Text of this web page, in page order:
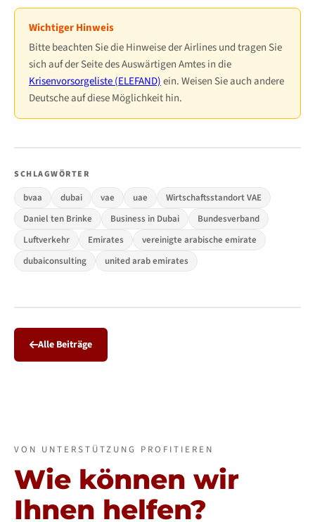
Wichtiger Hinweis
Bitte beachten Sie die Hinweise der Airlines und tragen Sie
sich auf der Seite des Auswärtigen Amtes in die
Krisenvorsorgeliste (ELEFAND)ein. Weisen Sie auch andere
Deutsche auf diese Möglichkeit hin.
SCHLAGWÖRTER
bvaa dubai vae uae
Wirtschaftsstandort VAE
Daniel ten Brinke
Business in Dubai
Bundesverband
Luftverkehr
Emirates
vereinigte arabische emirate
dubaiconsulting
united arab emirates
Alle Beiträge
VON UNTERSTÜTZUNG PROFITIEREN
Wie können wir
Ihnen helfen?